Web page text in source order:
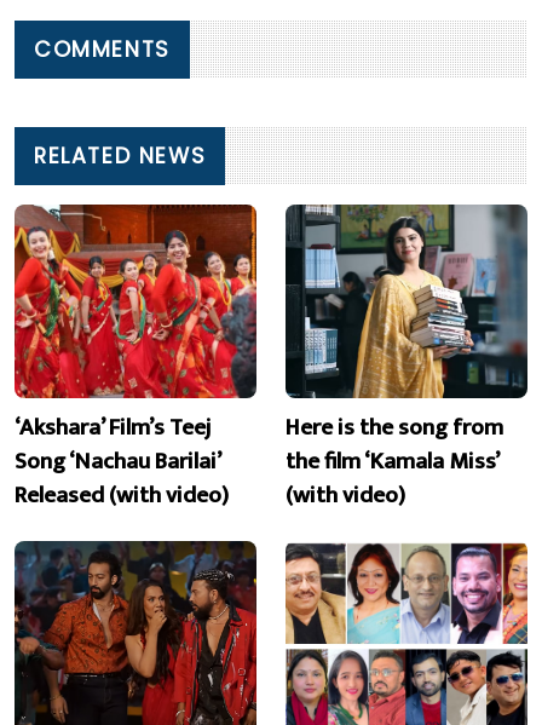
COMMENTS
RELATED NEWS
‘Akshara’ Film’s Teej
Song ‘Nachau Barilai’
Released (with video)
Here is the song from
the film ‘Kamala Miss’
(with video)